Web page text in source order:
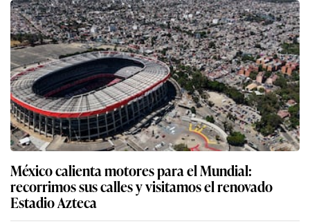
México calienta motores para el Mundial:
recorrimos sus calles y visitamos el renovado
Estadio Azteca